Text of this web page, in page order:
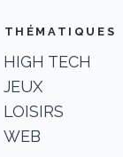
THÉMATIQUES
HIGH TECH
JEUX
LOISIRS
WEB